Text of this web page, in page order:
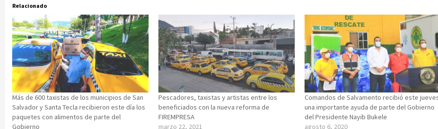
Relacionado
Más de 600 taxistas de los municipios de San
Salvador y Santa Tecla recibieron este día los
paquetes con alimentos de parte del
Gobierno
Pescadores, taxistas y artistas entre los
beneficiados con la nueva reforma de
FIREMPRESA
marzo 22, 2021
Comandos de Salvamento recibió este
una importante ayuda de parte del Gobierno
del Presidente Nayib Bukele
agosto 6, 2020